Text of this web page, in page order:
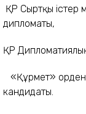
ҚР Сыртқы істер
дипломаты,
ҚР Дипломатиялық
«Құрмет»
кандидаты.